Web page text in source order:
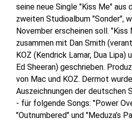
seine neue Single "Kiss Me" aus
zweiten Studioalbum "Sonder",
November erscheinen soll.
zusammen mit Dan Smith
KOZ (Kendrick Lamar, Dua Lipa)
Ed Sheeran) geschrieben.
von Mac und KOZ. Dermot
Auszeichnungen der deutschen
- für folgende Songs: "Power
"Outnumbered" und "Meduza’s